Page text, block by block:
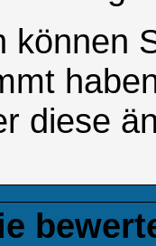
können
diese